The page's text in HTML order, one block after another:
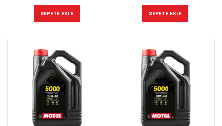
SEPETE EKLE SEPETE EKLE